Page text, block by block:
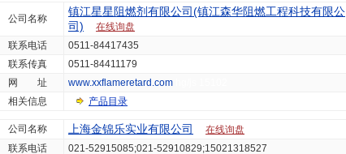
公司名称
镇江星星阻燃剂有限公司(镇江森华阻燃工程科技有限公
司)
在线询盘
联系电话
0511-84417435
联系传真
0511-84411179
网 址
www.xxflameretard.com
相关信息
产品目录
公司名称 上海金锦乐实业有限公司 在线询盘
联系电话
021-52915085;021-52910829;15021318527